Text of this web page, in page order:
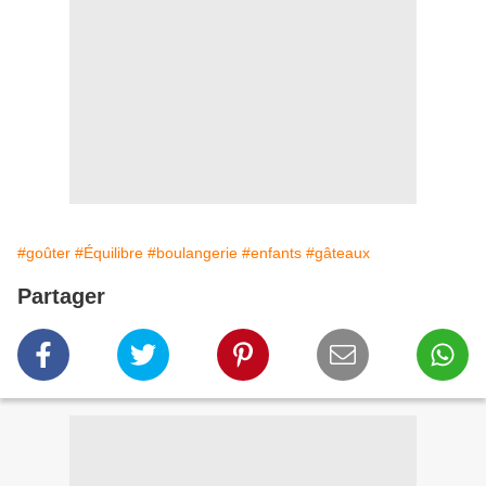
#goûter #Équilibre #boulangerie #enfants #gâteaux
Partager